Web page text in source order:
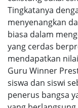
Tingkatanya
menyenangkan
biasa dalam
yang cerdas
mendapatkan
Guru Winner
siswa dan siswi
penerus bangsa